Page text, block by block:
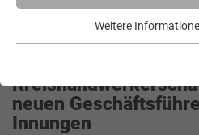
Weitere
neuen
Innungen